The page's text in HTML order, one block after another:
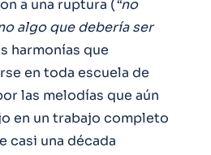
a una ruptura (“no
algo que debería ser
harmonías que
en toda escuela de
las melodías que aún
en un trabajo completo
casi una década